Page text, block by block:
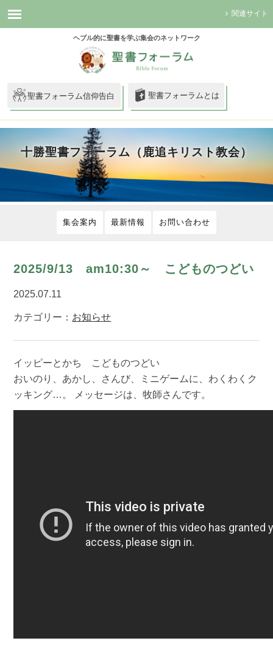
関連サイト
ヘブル的に聖書を学ぶ集会のネットワーク
聖書フォーラム信仰告白 聖書フォーラムとは
十勝聖書フォーラム（鹿追キリスト教会）
集会案内 最新情報 お問い合わせ
2025/9/13 am10:30～ こどものつどい
2025.07.11
カテゴリー： お知らせ
イッピーとかち こどものつどい
おいのり、あかし、さんび、ミニゲームに、わくわくク
ッキング…。 メッセージは、牧師さんです。